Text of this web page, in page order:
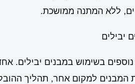
ללא המתנה ממושכת.
יבילים
נוספים בשימוש במבנים
המבנים למקום אחר, תהליך